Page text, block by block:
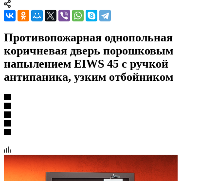
Противопожарная однопольная
коричневая дверь порошковым
напылением EIWS 45 с ручкой
антипаника, узким отбойником